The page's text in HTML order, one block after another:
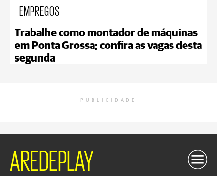
EMPREGOS
Trabalhe como montador de máquinas
em Ponta Grossa; confira as vagas desta
segunda
PUBLICIDADE
AREDEPLAY